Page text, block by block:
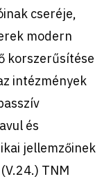
cseréje,
modern
korszerűsítése
intézmények
és
jellemzőinek
TNM